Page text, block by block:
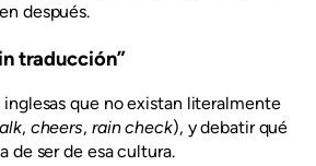
después.
traducción”
inglesas que no existan literalmente
, cheers, rain check), y debatir qué
de ser de esa cultura.